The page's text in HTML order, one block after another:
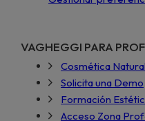
VAGHEGGI PARA
Cosmética
Solicita una Demo
Formación
Acceso Zona